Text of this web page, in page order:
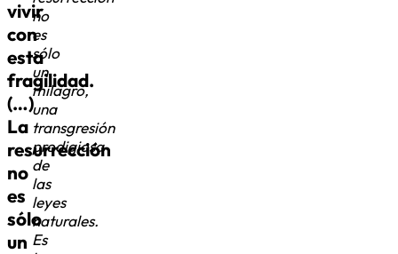
vivir
con
esta
fragilidad.
(…)
La
resurrección
no
es
sólo
un
no
es
sólo
un
milagro,
una
transgresión
prodigiosa
de
las
leyes
naturales.
Es